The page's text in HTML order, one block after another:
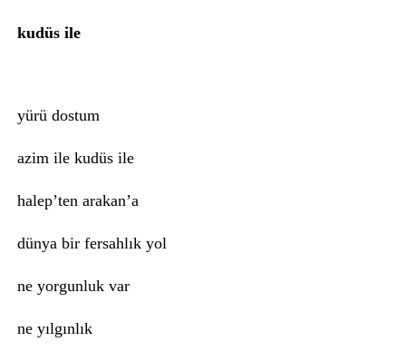
kudüs ile
yürü dostum
azim ile kudüs ile
halep’ten arakan’a
dünya bir fersahlık yol
ne yorgunluk var
ne yılgınlık